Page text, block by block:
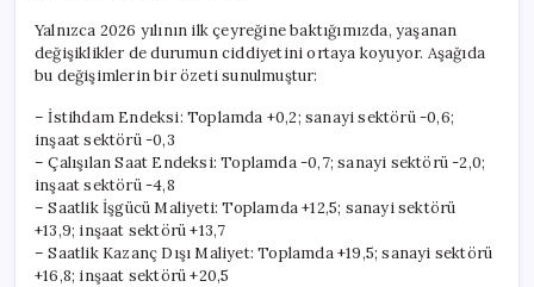
Yalnızca 2026 yılının ilk çeyreğine baktığımızda, yaşanan
değişiklikler de durumun ciddiyetini ortaya koyuyor. Aşağıda
bu değişimlerin bir özeti sunulmuştur:
– İstihdam Endeksi: Toplamda +0,2; sanayi sektörü -0,6;
inşaat sektörü -0,3
– Çalışılan Saat Endeksi: Toplamda -0,7; sanayi sektörü -2,0;
inşaat sektörü -4,8
– Saatlik İşgücü Maliyeti: Toplamda +12,5; sanayi sektörü
+13,9; inşaat sektörü +13,7
– Saatlik Kazanç Dışı Maliyet: Toplamda +19,5; sanayi sektörü
+16,8; inşaat sektörü +20,5